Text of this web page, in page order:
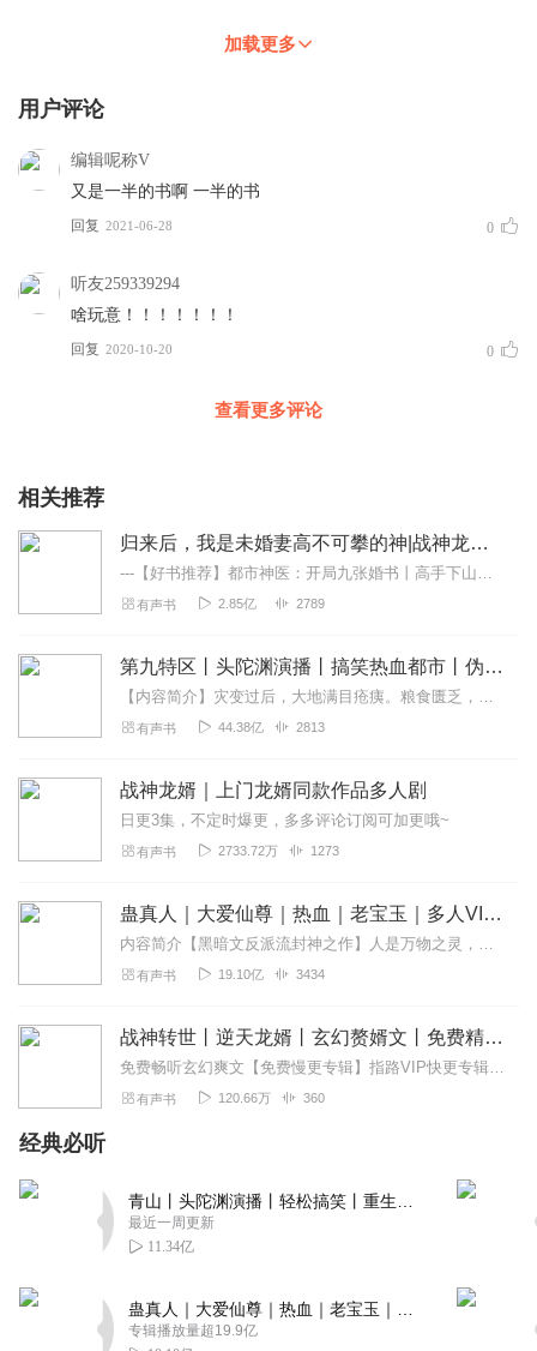
加载更多
用户评论
编辑呢称V
又是一半的书啊 一半的书
回复 2021-06-28 0
听友259339294
啥玩意！！！！！！！
回复 2020-10-20 0
查看更多评论
相关推荐
归来后，我是未婚妻高不可攀的神|战神龙婿|都市爽文
---【好书推荐】都市神医：开局九张婚书丨高手下山，身怀无上医术，兜揣九张婚书，爆笑来袭，会员免费听，快来点击书名订阅收听吧！重生1981：从捡漏开始致富丨暴富...
有声书 2.85亿 2789
第九特区丨头陀渊演播丨搞笑热血都市丨伪戒丨VIP免费多人有声剧
【内容简介】灾变过后，大地满目疮痍。粮食匮乏，资源紧俏，局势混乱……一位从待规划区杀出来的青年，背对着漫天黄沙，孤身来到九区谋生，却不曾想偶然结识三五好友，一念...
有声书 44.38亿 2813
战神龙婿｜上门龙婿同款作品多人剧
日更3集，不定时爆更，多多评论订阅可加更哦~
有声书 2733.72万 1273
蛊真人｜大爱仙尊｜热血｜老宝玉｜多人VIP免费有声剧
内容简介【黑暗文反派流封神之作】人是万物之灵，蛊是天地真精。一个穿越者不断重生的故事。一个养蛊、炼蛊、用蛊的奇特世界。配音组（男角色）老宝玉旁白...
有声书 19.10亿 3434
战神转世丨逆天龙婿丨玄幻赘婿文丨免费精品多人剧
免费畅听玄幻爽文【免费慢更专辑】指路VIP快更专辑！https://www.ximalaya.com/album/63483122作品简介：曾经的豪门大少张阳沦...
有声书 120.66万 360
经典必听
最近一周更新
11.34亿
专辑播放量超19.9亿